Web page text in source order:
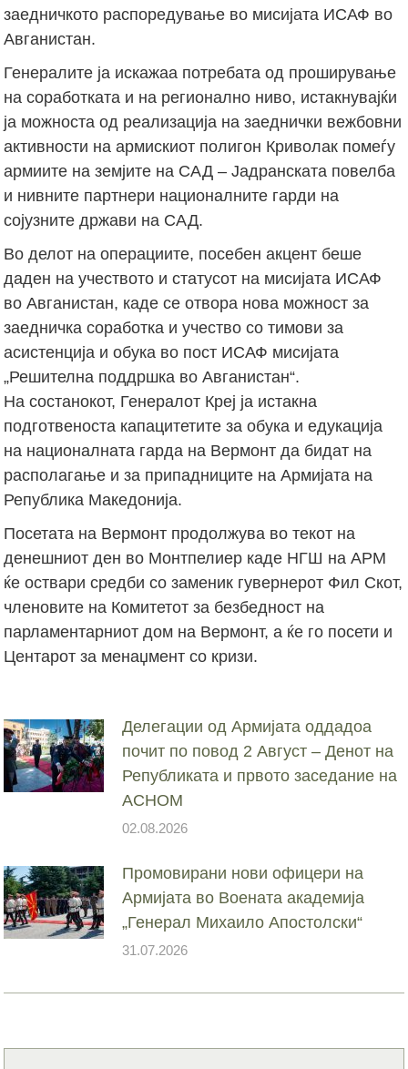
заедничкото распоредување во мисијата ИСАФ во
Авганистан.
Генералите ја искажаа потребата од проширување
на соработката и на регионално ниво, истакнувајќи
ја можноста од реализација на заеднички вежбовни
активности на армискиот полигон Криволак помеѓу
армиите на земјите на САД – Јадранската повелба
и нивните партнери националните гарди на
сојузните држави на САД.
Во делот на операциите, посебен акцент беше
даден на учеството и статусот на мисијата ИСАФ
во Авганистан, каде се отвора нова можност за
заедничка соработка и учество со тимови за
асистенција и обука во пост ИСАФ мисијата
„Решителна поддршка во Авганистан“.
На состанокот, Генералот Креј ја истакна
подготвеноста капацитетите за обука и едукација
на националната гарда на Вермонт да бидат на
располагање и за припадниците на Армијата на
Република Македонија.
Посетата на Вермонт продолжува во текот на
денешниот ден во Монтпелиер каде НГШ на АРМ
ќе оствари средби со заменик гувернерот Фил Скот,
членовите на Комитетот за безбедност на
парламентарниот дом на Вермонт, а ќе го посети и
Центарот за менаџмент со кризи.
Делегации од Армијата оддадоа
почит по повод 2 Август – Денот на
Републиката и првото заседание на
АСНОМ
02.08.2026
Промовирани нови офицери на
Армијата во Воената академија
„Генерал Михаило Апостолски“
31.07.2026